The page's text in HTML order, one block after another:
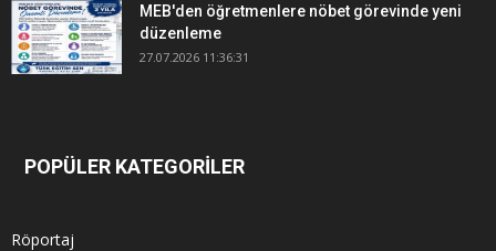
MEB'den öğretmenlere nöbet görevinde yeni
düzenleme
27.07.2026 11:36:31
POPÜLER KATEGORİLER
Röportaj